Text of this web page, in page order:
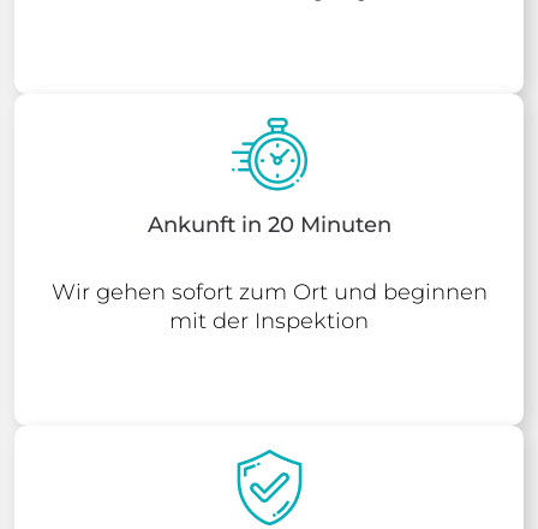
Ankunft in 20 Minuten
Wir gehen sofort zum Ort und beginnen
mit der Inspektion